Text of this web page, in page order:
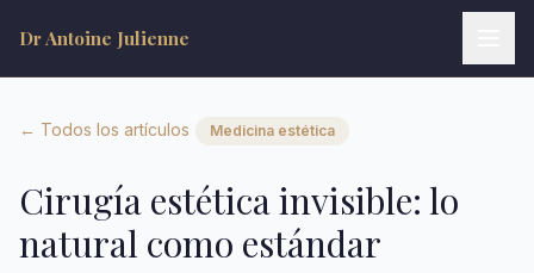
Dr Antoine Julienne
← Todos los artículos Medicina estética
Cirugía estética invisible: lo
natural como estándar
Dr Antoine Julienne